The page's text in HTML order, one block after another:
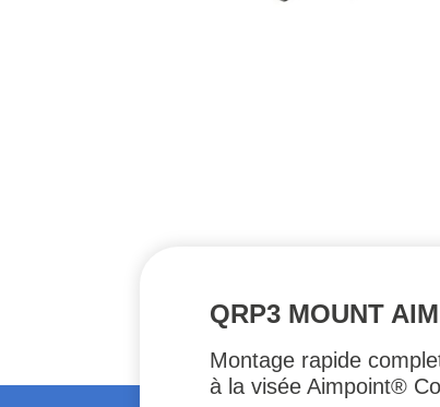
QRP3 MOUNT
Montage rapide
à la visée Aimpoint®